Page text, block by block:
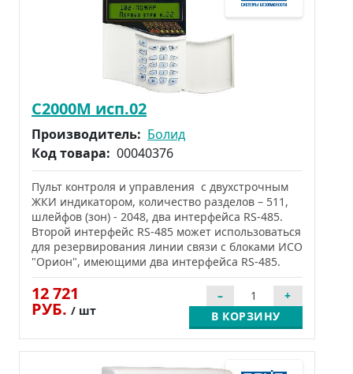
С2000М исп.02
Производитель: Болид
Код товара: 00040376
Пульт контроля и управления с двухстрочным
ЖКИ индикатором, количество разделов – 511,
шлейфов (зон) - 2048, два интерфейса RS-485.
Второй интерфейс RS-485 может использоваться
для резервирования линии связи с блоками ИСО
"Орион", имеющими два интерфейса RS-485.
12 721
РУБ. / шт В КОРЗИНУ